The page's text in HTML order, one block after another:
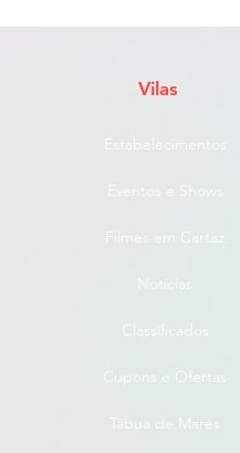
Vilas
Estabelecimentos
Eventos e Shows
Filmes em Cartaz
Notícias
Classificados
Cupons e Ofertas
Tábua de Marés